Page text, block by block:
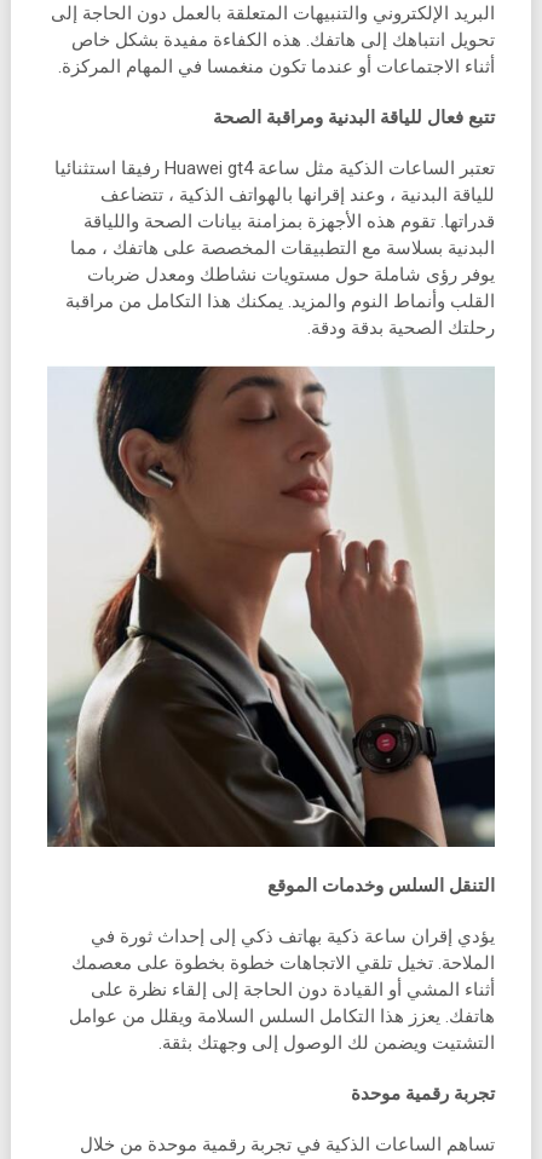
البريد الإلكتروني والتنبيهات المتعلقة بالعمل دون الحاجة إلى
تحويل انتباهك إلى هاتفك. هذه الكفاءة مفيدة بشكل خاص
أثناء الاجتماعات أو عندما تكون منغمسا في المهام المركزة.
تتبع فعال للياقة البدنية ومراقبة الصحة
تعتبر الساعات الذكية مثل ساعة Huawei gt4 رفيقا استثنائيا
للياقة البدنية ، وعند إقرانها بالهواتف الذكية ، تتضاعف
قدراتها. تقوم هذه الأجهزة بمزامنة بيانات الصحة واللياقة
البدنية بسلاسة مع التطبيقات المخصصة على هاتفك ، مما
يوفر رؤى شاملة حول مستويات نشاطك ومعدل ضربات
القلب وأنماط النوم والمزيد. يمكنك هذا التكامل من مراقبة
رحلتك الصحية بدقة ودقة.
التنقل السلس وخدمات الموقع
يؤدي إقران ساعة ذكية بهاتف ذكي إلى إحداث ثورة في
الملاحة. تخيل تلقي الاتجاهات خطوة بخطوة على معصمك
أثناء المشي أو القيادة دون الحاجة إلى إلقاء نظرة على
هاتفك. يعزز هذا التكامل السلس السلامة ويقلل من عوامل
التشتيت ويضمن لك الوصول إلى وجهتك بثقة.
تجربة رقمية موحدة
تساهم الساعات الذكية في تجربة رقمية موحدة من خلال